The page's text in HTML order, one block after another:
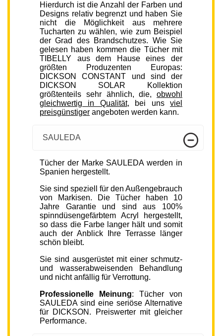
Hierdurch ist die Anzahl der Farben und
Designs relativ begrenzt und haben Sie
nicht die Möglichkeit aus mehrere
Tucharten zu wählen, wie zum Beispiel
der Grad des Brandschutzes. Wie Sie
gelesen haben kommen die Tücher mit
TIBELLY aus dem Hause eines der
größten Produzenten Europas:
DICKSON CONSTANT und sind der
DICKSON SOLAR Kollektion
größtenteils sehr ähnlich, die, obwohl
gleichwertig in Qualität, bei unsviel
preisgünstiger angeboten werden kann.
SAULEDA
Tücher der Marke SAULEDA werden in
Spanien hergestellt.
Sie sind speziell für den Außengebrauch
von Markisen. Die Tücher haben 10
Jahre Garantie und sind aus 100%
spinndüsengefärbtem Acryl hergestellt,
so dass die Farbe langer hält und somit
auch der Anblick Ihre Terrasse länger
schön bleibt.
Sie sind ausgerüstet mit einer schmutz-
und wasserabweisenden Behandlung
und nicht anfällig für Verrottung.
Professionelle Meinung: Tücher von
SAULEDA sind eine seriöse Alternative
für DICKSON. Preiswerter mit gleicher
Performance.